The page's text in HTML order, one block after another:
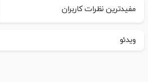
مفیدترین نظرات کاربران
ویدئو